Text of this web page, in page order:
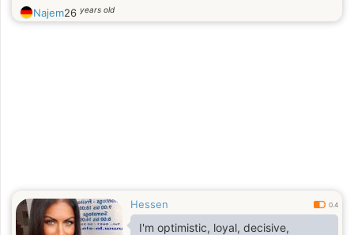
Najem26 years old
Hessen 0.4
I'm optimistic, loyal, decisive,